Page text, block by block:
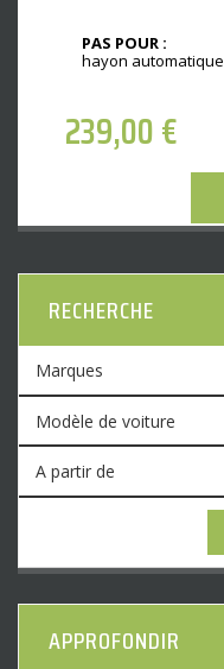
PAS POUR :
hayon automatique
239,00€
RECHERCHE
APPROFONDIR